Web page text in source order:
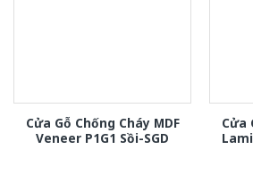
Cửa Gỗ Chống Cháy MDF
Veneer P1G1 Sồi-SGD
Cửa